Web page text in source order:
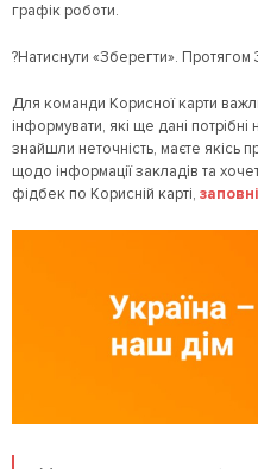
графік роботи.
?Натиснути «Зберегти». Протягом
Для команди Корисної карти
інформувати, які ще дані
знайшли неточність, маєте якісь
щодо інформації закладів та
фідбек по Корисній карті,